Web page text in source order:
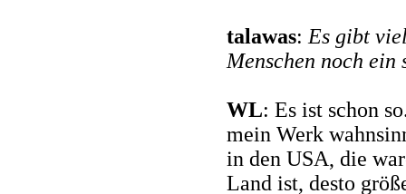
talawas: Es gibt
Menschen noch
WL: Es ist schon
mein Werk
in den USA, die
Land ist, desto